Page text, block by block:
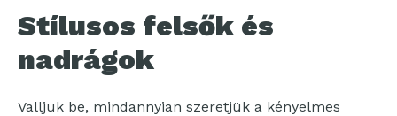
Stílusos felsők és
nadrágok
Valljuk be, mindannyian szeretjük a kényelmes